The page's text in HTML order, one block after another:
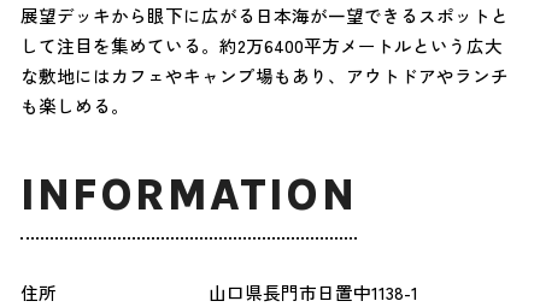
展望デッキから眼下に広がる日本海が一望できるスポットと
して注目を集めている。約2万6400平方メートルという広大
な敷地にはカフェやキャンプ場もあり、アウトドアやランチ
も楽しめる。
INFORMATION
住所
山口県長門市日置中1138-1